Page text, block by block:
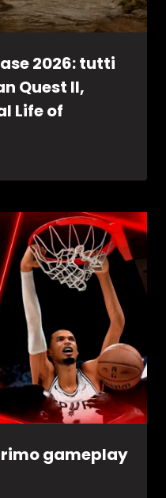
2026: tutti
Quest II,
Life of
gameplay